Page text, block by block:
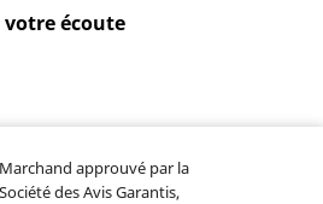
votre écoute
Marchand approuvé par la
Société des Avis Garantis,